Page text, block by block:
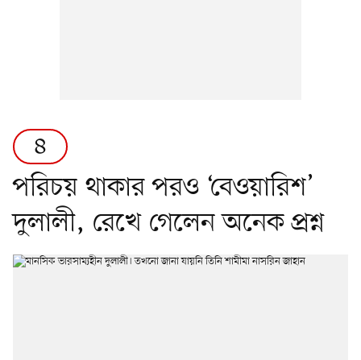
৪
পরিচয় থাকার পরও ‘বেওয়ারিশ’
দুলালী, রেখে গেলেন অনেক প্রশ্ন